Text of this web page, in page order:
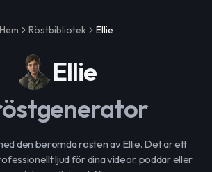
Hem Röstbibliotek Ellie
Ellie
den berömda rösten av Ellie. Det är ett
ljud för dina videor, poddar eller